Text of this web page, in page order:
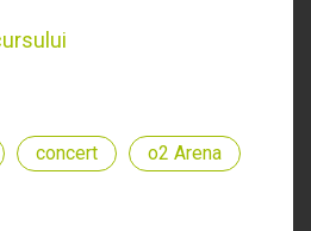
concert o2 Arena